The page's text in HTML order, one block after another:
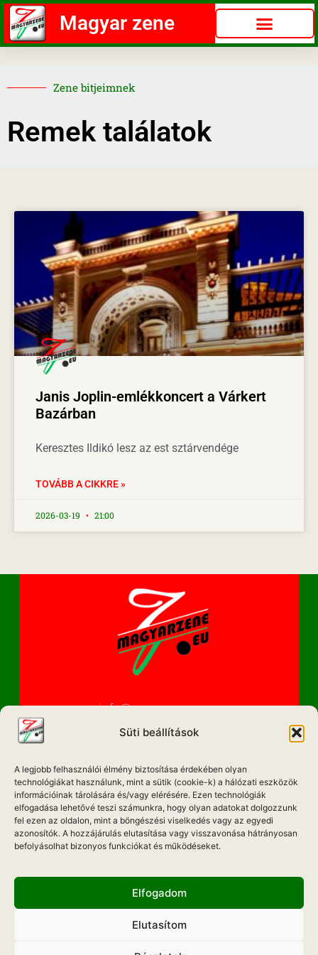
Süti beállítások
A legjobb felhasználói élmény biztosítása érdekében olyan
technológiákat használunk, mint a sütik (cookie-k) a hálózati eszközök
információinak tárolására és/vagy elérésére. Ezen technológiák
elfogadása lehetővé teszi számunkra, hogy olyan adatokat dolgozzunk
fel ezen az oldalon, mint a böngészési viselkedés vagy az egyedi
azonosítók. A hozzájárulás elutasítása vagy visszavonása hátrányosan
befolyásolhat bizonyos funkciókat és működéseket.
Elfogadom
Elutasítom
Magyar zene
Zene bitjeimnek
Remek találatok
Janis Joplin-emlékkoncert a Várkert
Bazárban
Keresztes Ildikó lesz az est sztárvendége
TOVÁBB A CIKKRE »
2026-03-19 21:00
info@magyarzene.eu
IMPRESSZUM
ETIKAI KÓDEX
MÉDIA AJÁNLAT
ADATKEZELÉSI NYILATKOZAT
Hadd Szóljon!